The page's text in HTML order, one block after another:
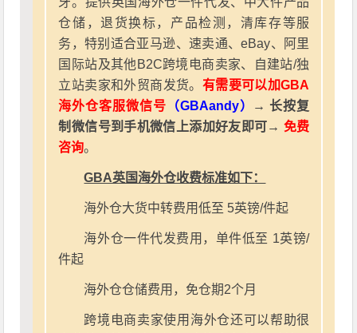
仓储，退货换标，产品检测，清库存等服
务，特别适合亚马逊、速卖通、eBay、阿里
国际站及其他B2C跨境电商卖家、自建站/独
立站卖家和外贸商发货。 有需要可以加GBA
海外仓客服微信号 （GBAandy）
→ 长按复
制微信号到手机微信上添加好友即可→ 免费
咨询。
GBA英国海外仓收费标准如下：
海外仓大货中转费用低至 5英镑/件起
海外仓一件代发费用，单件低至 1英镑/
件起
海外仓仓储费用，免仓期2个月
跨境电商卖家使用海外仓还可以帮助很